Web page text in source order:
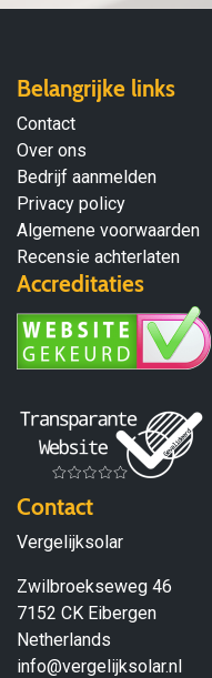
Belangrijke links
Contact
Over ons
Bedrijf aanmelden
Privacy policy
Algemene voorwaarden
Recensie achterlaten
Accreditaties
Contact
Vergelijksolar
Zwilbroekseweg 46
7152 CK Eibergen
Netherlands
info@vergelijksolar.nl